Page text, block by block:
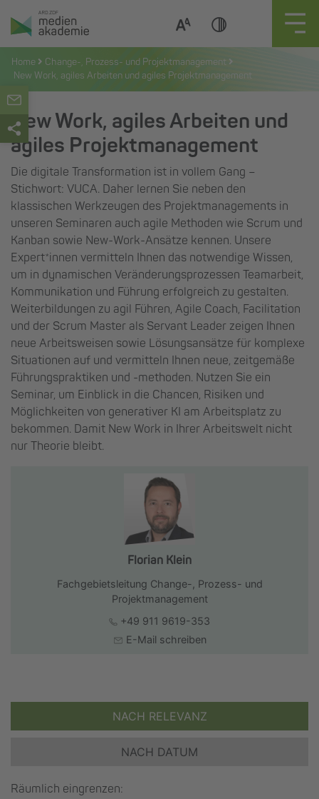
Zum
Inhalt
springen
Home
Change-, Prozess- und Projektmanagement
New Work, agiles Arbeiten und agiles Projektmanagement
New Work, agiles Arbeiten und
agiles Projektmanagement
Die digitale Transformation ist in vollem Gang –
Stichwort: VUCA. Daher lernen Sie neben den
klassischen Werkzeugen des Projektmanagements in
unseren Seminaren auch agile Methoden wie Scrum und
Kanban sowie New-Work-Ansätze kennen. Unsere
Expert*innen vermitteln Ihnen das notwendige Wissen,
um in dynamischen Veränderungsprozessen Teamarbeit,
Kommunikation und Führung erfolgreich zu gestalten.
Weiterbildungen zu agil Führen, Agile Coach, Facilitation
und der Scrum Master als Servant Leader zeigen Ihnen
neue Arbeitsweisen sowie Lösungsansätze für komplexe
Situationen auf und vermitteln Ihnen neue, zeitgemäße
Führungspraktiken und -methoden. Nutzen Sie ein
Seminar, um Einblick in die Chancen, Risiken und
Möglichkeiten von generativer KI am Arbeitsplatz zu
bekommen. Damit New Work in Ihrer Arbeitswelt nicht
nur Theorie bleibt.
Florian Klein
Fachgebietsleitung Change-, Prozess- und
Projektmanagement
+49 911 9619-353
E-Mail schreiben
NACH RELEVANZ
NACH DATUM
Räumlich eingrenzen: